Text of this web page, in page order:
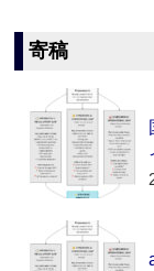
寄稿